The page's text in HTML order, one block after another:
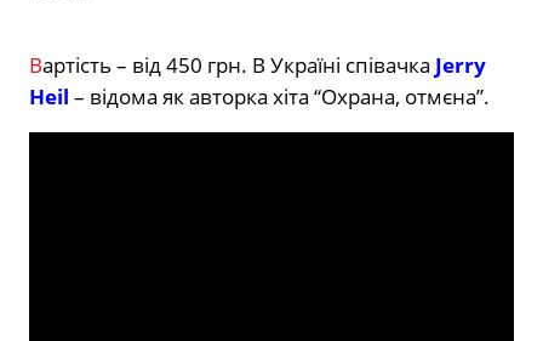
Вартість – від 450 грн. В Україні співачка Jerry
Heil – відома як авторка хіта “Охрана, отмєна”.